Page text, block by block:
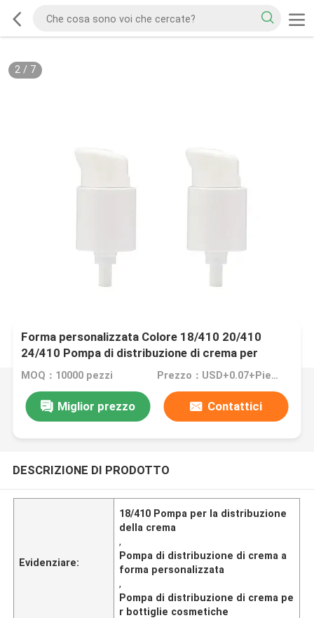
2/ 7
Forma personalizzata Colore 18/410 20/410
24/410 Pompa di distribuzione di crema per
bottiglia cosmetica
MOQ：10000 pezzi Prezzo：USD+0.07+Piece
Miglior prezzo Contattici
DESCRIZIONE DI PRODOTTO
Evidenziare:
18/410 Pompa per la distribuzione
della crema
,
Pompa di distribuzione di crema a
forma personalizzata
,
Pompa di distribuzione di crema pe
r bottiglie cosmetiche